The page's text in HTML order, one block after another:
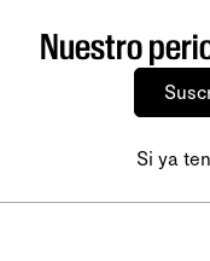
Nuestro
Si ya